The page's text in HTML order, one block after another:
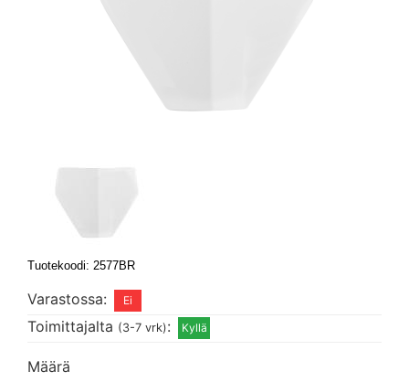
Tuotekoodi: 2577BR
Varastossa:
Toimittajalta (3-7 vrk):
Määrä